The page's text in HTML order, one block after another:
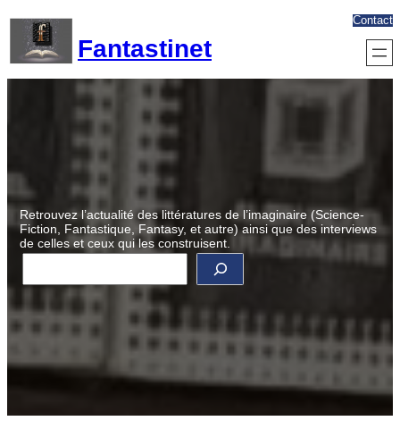
contenu
Fantastinet
Contact
Retrouvez l’actualité des littératures de l’imaginaire (Science-
Fiction, Fantastique, Fantasy, et autre) ainsi que des interviews
de celles et ceux qui les construisent.
R
c
e
e